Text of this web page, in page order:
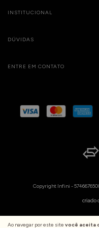
Ao navegar por este site você aceita
INSTITUCIONAL
DÚVIDAS
ENTRE EM CONTATO
Copyright Infini -